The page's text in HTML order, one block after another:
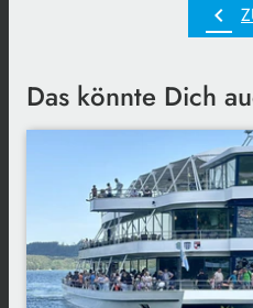
chevron_left
Das könnte Dich